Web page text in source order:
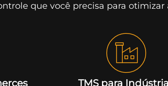
que você precisa para otimizar
TMS para